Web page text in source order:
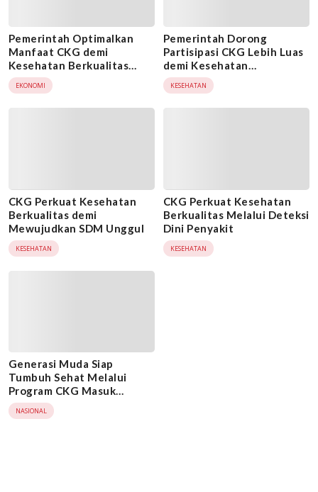
Pemerintah Optimalkan
Manfaat CKG demi
Kesehatan Berkualitas
yang Merata
EKONOMI
Pemerintah Dorong
Partisipasi CKG Lebih Luas
demi Kesehatan
Berkualitas
KESEHATAN
CKG Perkuat Kesehatan
Berkualitas demi
Mewujudkan SDM Unggul
KESEHATAN
CKG Perkuat Kesehatan
Berkualitas Melalui Deteksi
Dini Penyakit
KESEHATAN
Generasi Muda Siap
Tumbuh Sehat Melalui
Program CKG Masuk
Sekolah
NASIONAL